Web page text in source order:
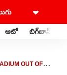
ఆటో బిగ్‌బాస్
OUT OF